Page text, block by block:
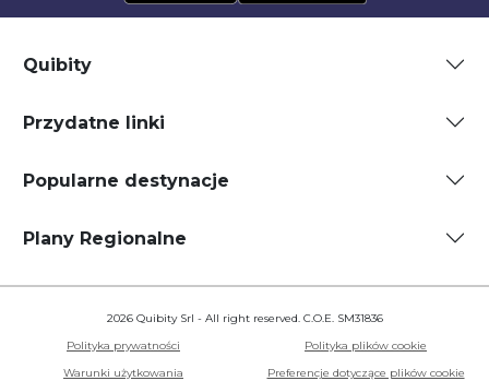
Quibity
Przydatne linki
Popularne destynacje
Plany Regionalne
2026 Quibity Srl - All right reserved. C.O.E. SM31836
Polityka prywatności
Polityka plików cookie
Warunki użytkowania
Preferencje dotyczące plików cookie